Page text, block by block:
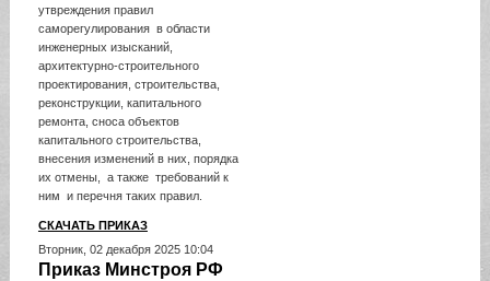
утвреждения правил
саморегулирования в области
инженерных изысканий,
архитектурно-строительного
проектирования, строительства,
реконструкции, капитального
ремонта, сноса объектов
капитального строительства,
внесения изменений в них, порядка
их отмены, а также требований к
ним и перечня таких правил.
СКАЧАТЬ ПРИКАЗ
Вторник, 02 декабря 2025 10:04
Приказ Минстроя РФ